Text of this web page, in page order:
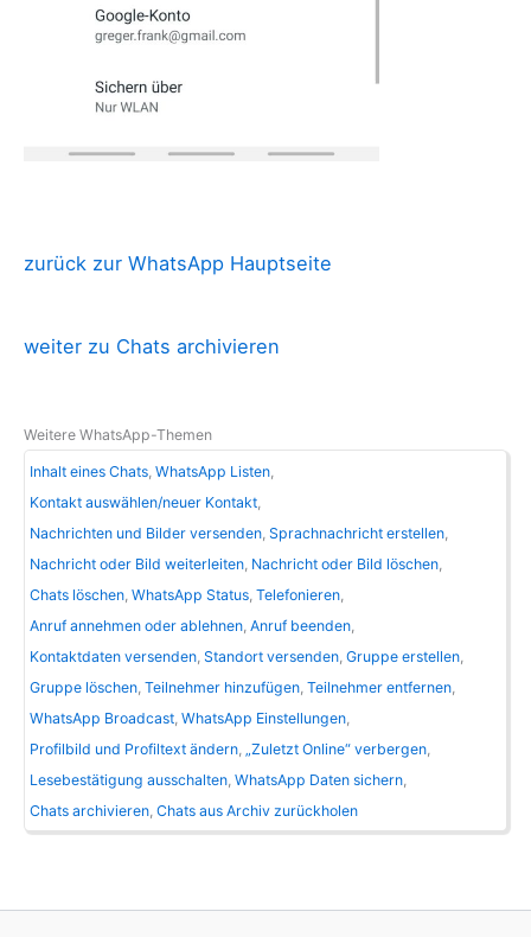
zurück zur WhatsApp Hauptseite
weiter zu Chats archivieren
Weitere WhatsApp-Themen
Inhalt eines Chats WhatsApp Listen
Kontakt auswählen/neuer Kontakt
Nachrichten und Bilder versenden Sprachnachricht erstellen
Nachricht oder Bild weiterleiten Nachricht oder Bild löschen
Chats löschen WhatsApp Status Telefonieren
Anruf annehmen oder ablehnen Anruf beenden
Kontaktdaten versenden Standort versenden Gruppe erstellen
Gruppe löschen Teilnehmer hinzufügen Teilnehmer entfernen
WhatsApp Broadcast WhatsApp Einstellungen
Profilbild und Profiltext ändern „Zuletzt Online“ verbergen
Lesebestätigung ausschalten WhatsApp Daten sichern
Chats archivieren Chats aus Archiv zurückholen